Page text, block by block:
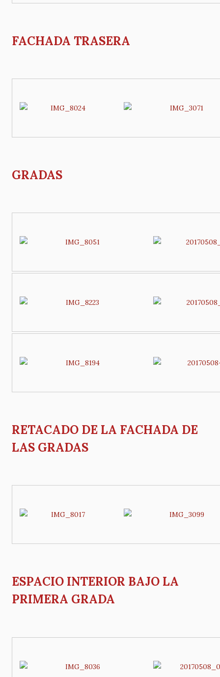
FACHADA TRASERA
GRADAS
RETACADO DE LA FACHADA DE
LAS GRADAS
ESPACIO INTERIOR BAJO LA
PRIMERA GRADA